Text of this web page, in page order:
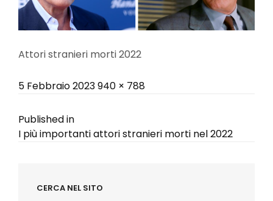
Attori stranieri morti 2022
Posted
5 Febbraio 2023Full
940 × 788
Navigazione
articoli
Published in
I più importanti attori stranieri morti nel 2022
CERCA NEL SITO